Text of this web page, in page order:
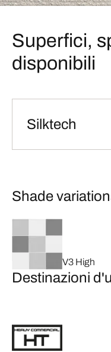
Superfici,
disponibili
Silktech
Shade
V3 High
Destinazioni